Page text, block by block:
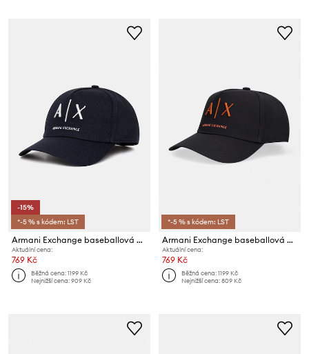
-15%
*-5 % s kódem: LST
Armani Exchange baseballová čepice pánská bavlněná
Aktuální cena:
769 Kč
Běžná cena:1199 Kč
Nejnižší cena:909 Kč
*-5 % s kódem: LST
Armani Exchange baseballová čepice pánská bavlněná
Aktuální cena:
769 Kč
Běžná cena:1199 Kč
Nejnižší cena:809 Kč